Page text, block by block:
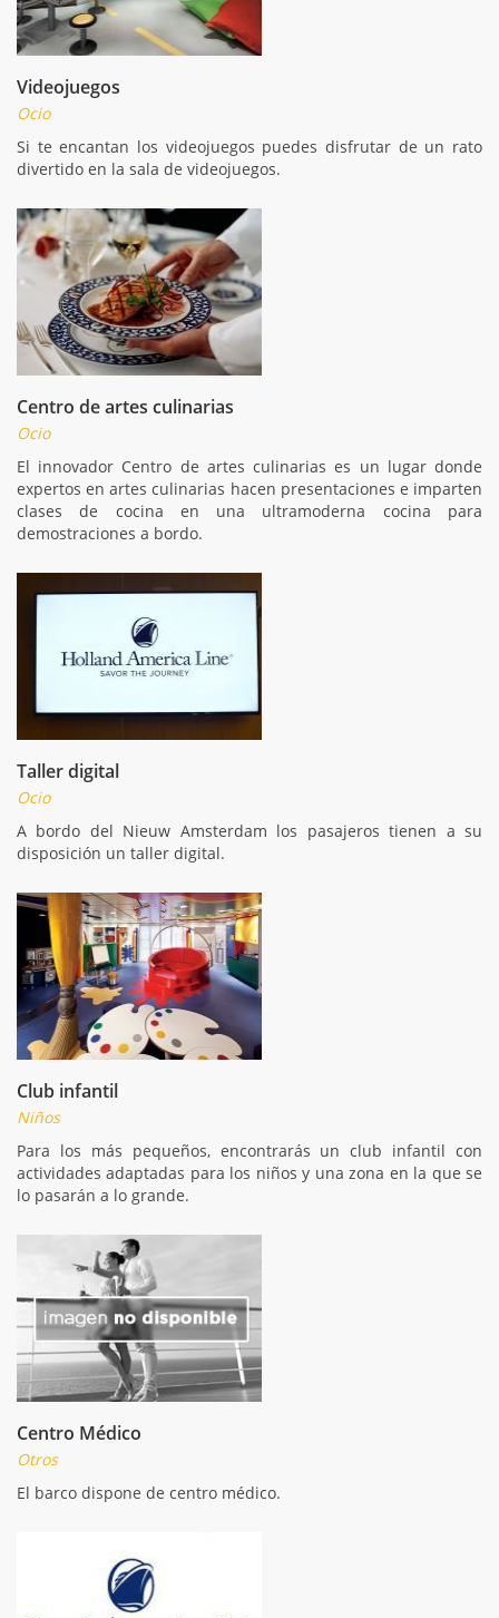
Videojuegos
Ocio
Si te encantan los videojuegos puedes disfrutar de un rato
divertido en la sala de videojuegos.
Centro de artes culinarias
Ocio
El innovador Centro de artes culinarias es un lugar donde
expertos en artes culinarias hacen presentaciones e imparten
clases de cocina en una ultramoderna cocina para
demostraciones a bordo.
Taller digital
Ocio
A bordo del Nieuw Amsterdam los pasajeros tienen a su
disposición un taller digital.
Club infantil
Niños
Para los más pequeños, encontrarás un club infantil con
actividades adaptadas para los niños y una zona en la que se
lo pasarán a lo grande.
Centro Médico
Otros
El barco dispone de centro médico.